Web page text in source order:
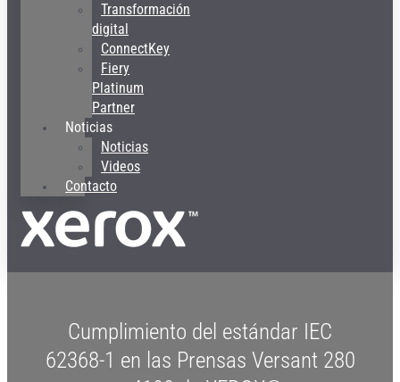
Transformación
digital
ConnectKey
Fiery
Platinum
Partner
Noticias
Noticias
Videos
Contacto
Cumplimiento del estándar IEC
62368-1 en las Prensas Versant 280